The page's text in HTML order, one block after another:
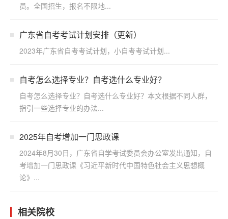
员。全国招生，报名不限地...
广东省自考考试计划安排（更新）
2023年广东省自考考试计划，小自考考试计划...
自考怎么选择专业？自考选什么专业好？
自考怎么选择专业？自考选什么专业好？本文根据不同人群，
指引一些选择专业的办法...
2025年自考增加一门思政课
2024年8月30日，广东省自学考试委员会办公室发出通知，自
考增加一门思政课《习近平新时代中国特色社会主义思想概
论》...
相关院校